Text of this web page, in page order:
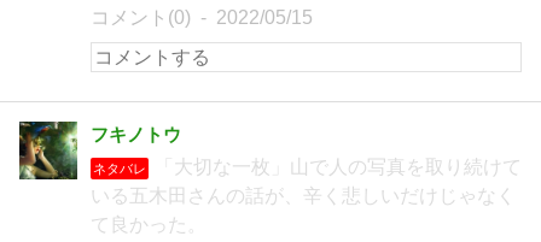
コメント(0) 2022/05/15
フキノトウ
ネタバレ
「大切な一枚」山で人の写真を取り続けて
いる五木田さんの話が、辛く悲しいだけじゃなく
て良かった。